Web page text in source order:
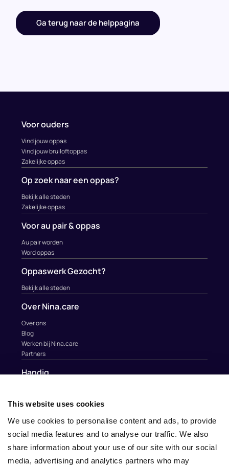
This website uses cookies
We use cookies to personalise content and ads, to provide
social media features and to analyse our traffic. We also
share information about your use of our site with our social
media, advertising and analytics partners who may
Ga terug naar de helppagina
Voor ouders
Vind jouw oppas
Vind jouw bruiloftoppas
Zakelijke oppas
Op zoek naar een oppas?
Bekijk alle steden
Zakelijke oppas
Voor au pair & oppas
Au pair worden
Word oppas
Oppaswerk Gezocht?
Bekijk alle steden
Over Nina.care
Over ons
Blog
Werken bij Nina.care
Partners
Handig
Au Pairs & Familie Stichting
Contact
info@nina.care